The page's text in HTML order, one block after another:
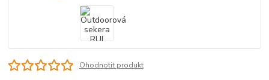
Ohodnotit produkt